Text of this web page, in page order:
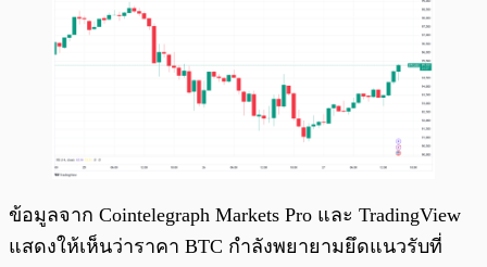
ข้อมูลจาก Cointelegraph Markets Pro และ TradingView
แสดงให้เห็นว่าราคา BTC กำลังพยายามยึดแนวรับที่